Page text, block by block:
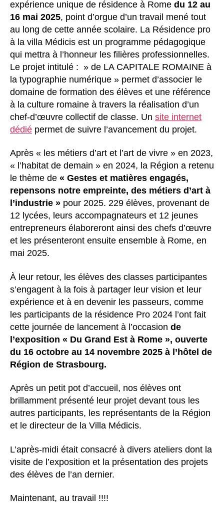
expérience unique de résidence à Rome du 12 au
16 mai 2025, point d’orgue d’un travail mené tout
au long de cette année scolaire. La Résidence pro
à la villa Médicis est un programme pédagogique
qui mettra à l’honneur les filières professionnelles.
Le projet intitulé : » de LA CAPITALE ROMAINE à
la typographie numérique » permet d’associer le
domaine de formation des élèves et une référence
à la culture romaine à travers la réalisation d’un
chef-d’œuvre collectif de classe. Un site internet
dédié permet de suivre l’avancement du projet.
Après « les métiers d’art et l’art de vivre » en 2023,
« l’habitat de demain » en 2024, la Région a retenu
le thème de « Gestes et matières engagés,
repensons notre empreinte, des métiers d’art à
l’industrie » pour 2025. 229 élèves, provenant de
12 lycées, leurs accompagnateurs et 12 jeunes
entrepreneurs élaboreront ainsi des chefs d’œuvre
et les présenteront ensuite ensemble à Rome, en
mai 2025.
À leur retour, les élèves des classes participantes
s’engagent à la fois à partager leur vision et leur
expérience et à en devenir les passeurs, comme
les participants de la résidence Pro 2024 l’ont fait
cette journée de lancement à l’occasion de
l’exposition « Du Grand Est à Rome », ouverte
du 16 octobre au 14 novembre 2025 à l’hôtel de
Région de Strasbourg.
Après un petit pot d’accueil, nos élèves ont
brillamment présenté leur projet devant tous les
autres participants, les représentants de la Région
et le directeur de la Villa Médicis.
L’après-midi était consacré à divers ateliers dont la
visite de l’exposition et la présentation des projets
des élèves de l’an dernier.
Maintenant, au travail !!!!